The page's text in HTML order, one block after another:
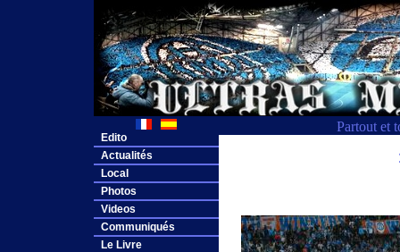
Partout et
Edito
Actualités
Local
Photos
Videos
Communiqués
Le Livre